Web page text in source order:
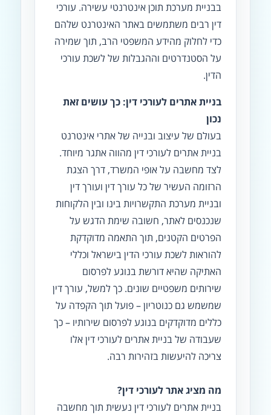
בבניית מערכת תוכן אינטרנטי עשירה. עורכי
דין רבים משתמשים באתר האינטרנט שלהם
כדי לחלוק מהידע המשפטי הרב, תוך שמירה
על הסטנדרטים וההגבלות של לשכת עורכי
הדין.
בניית אתרים לעורכי דין: כך עושים זאת
נכון
בעולם של עיצוב ובנייה של אתרי אינטרנט
בניית אתרים לעורכי דין מהווה אתגר מיוחד.
לצד מחשבה על אופי המשרד, דרך הצגת
הרזומה העשיר של כל עורך דין ועורך דין
ובניית מערכת התקשרויות בינו ובין הלקוחות
שנכנסים לאתר, חשובה שימת הדגש על
הפרטים הקטנים, תוך התאמה מדוקדקת
להוראות לשכת עורכי הדין בישראל וכללי
האתיקה שהיא דורשת בנוגע לפרסום
שירותים משפטיים שונים. כך למשל, עורך דין
שמשמש גם כנוטריון – פועל תוך הקפדה על
כללים מדוקדקים בנוגע לפרסום שירותיו – כך
שעבודה של בניית אתרים לעורכי דין אלו
צריכה להיעשות בזהירות רבה.
מה מציג אתר לעורכי דין?
בניית אתרים לעורכי דין נעשית תוך מחשבה